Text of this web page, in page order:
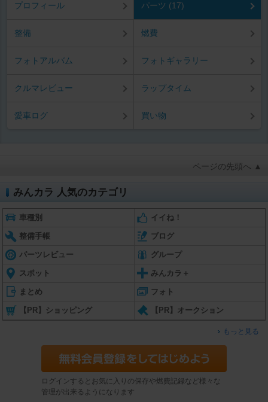
プロフィール パーツ (17)
整備 燃費
フォトアルバム フォトギャラリー
クルマレビュー ラップタイム
愛車ログ 買い物
ページの先頭へ ▲
みんカラ 人気のカテゴリ
車種別 イイね！
整備手帳 ブログ
パーツレビュー グループ
スポット みんカラ＋
まとめ フォト
【PR】ショッピング 【PR】オークション
もっと見る
ログインするとお気に入りの保存や燃費記録など様々な
管理が出来るようになります